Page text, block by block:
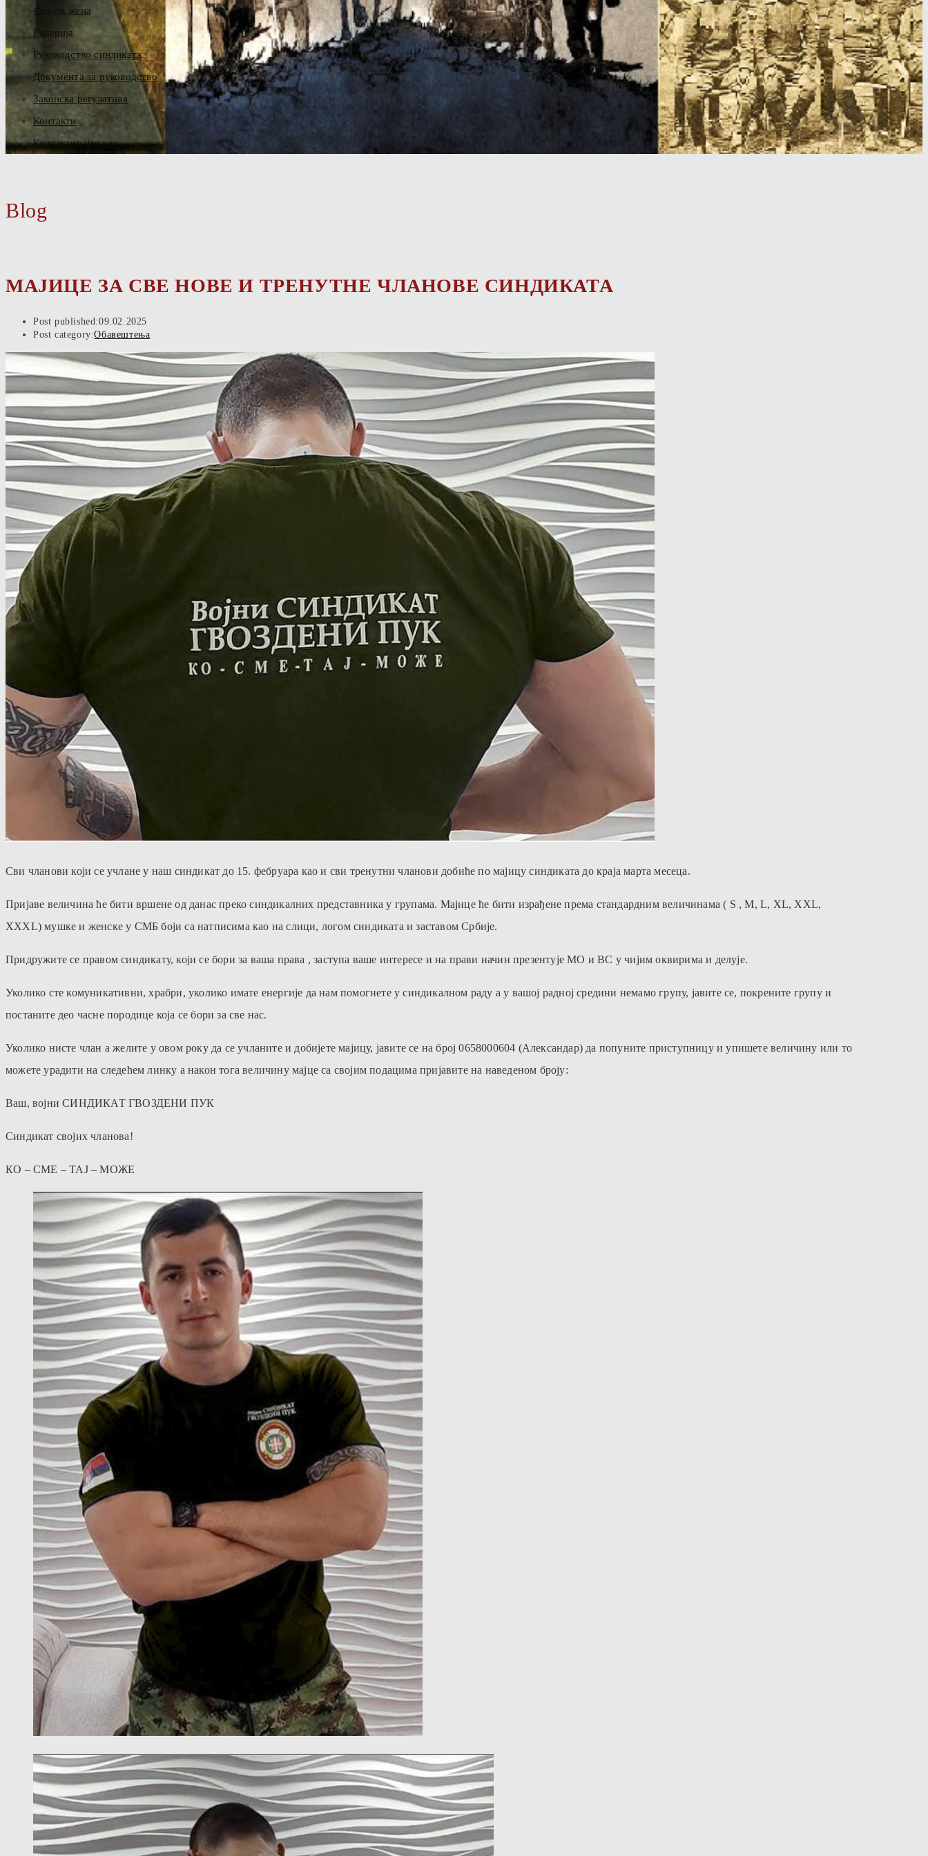
Форум жена
Галерија
Руководство синдиката
Документа за руководство
Законска регулатива
Контакти
Контактирајте нас
Blog
МАЈИЦЕ ЗА СВЕ НОВЕ И ТРЕНУТНЕ ЧЛАНОВЕ СИНДИКАТА
Post published:09.02.2025
Post category:Обавештења
Сви чланови који се учлане у наш синдикат до 15. фебруара као и сви тренутни чланови добиће по мајицу синдиката до краја марта месеца.
Пријаве величина ће бити вршене од данас преко синдикалних представника у групама. Мајице ће бити израђене према стандардним величинама ( S , M, L, XL, XXL,
XXXL) мушке и женске у СМБ боји са натписима као на слици, логом синдиката и заставом Србије.
Придружите се правом синдикату, који се бори за ваша права , заступа ваше интересе и на прави начин презентује МО и ВС у чијим оквирима и делује.
Уколико сте комуникативни, храбри, уколико имате енергије да нам помогнете у синдикалном раду а у вашој радној средини немамо групу, јавите се, покрените групу и
постаните део часне породице која се бори за све нас.
Уколико нисте члан а желите у овом року да се учланите и добијете мајицу, јавите се на број 0658000604 (Александар) да попуните приступницу и упишете величину или то
можете урадити на следећем линку а након тога величину мајце са својим подацима пријавите на наведеном броју:
Ваш, војни СИНДИКАТ ГВОЗДЕНИ ПУК
Синдикат својих чланова!
КО – СМЕ – ТАЈ – МОЖЕ